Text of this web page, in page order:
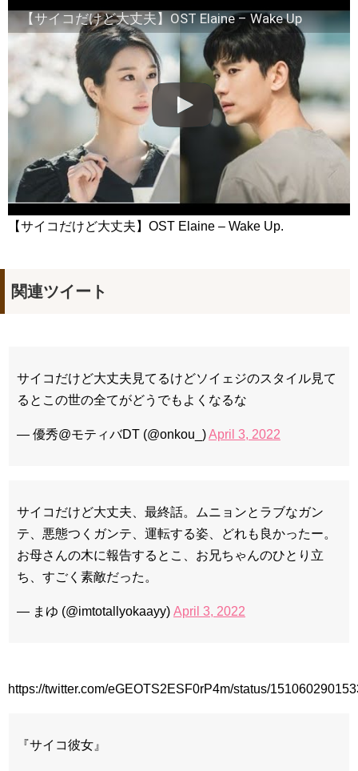
「30だけど17です」2019年7月2日TSUTAYA先行レンタル開
始！ NEW!
【善良魔女傳】EP20：我為什麼總想著她－週一至週五 晚間10-
12點｜東森戲劇40頻道 NEW!
✨ 50歳のクォン・サンウが超イケオジ! Kwon Sang-woo at 50:
Unreal Visuals! 50歲權相佑！這大叔魅力太帥了吧🔥사랑은 돌아오는
거야[권상우] 50살 아저씨
NEW!
Kim Hyun Joo's Heartbreaking Scenes NEW!
「違う（ちがう）・異なる」を韓国語では？「다르다（タル
ダ）」の意味・使い方について
について
「退屈だ・暇だ」を韓国語では？「심심하다（シムシマダ）」
の意味・使い方について
■韓国ドラマ『キング～Two Hearts』予告動画（日本語字幕）
について
yoon kyun sang
HSF(126)-윤균상 서울숲 벤치 (YUN Kyunsang)(4)September::
ハン・ヘジン 한혜진 – (선공개) 강남 3대 얼짱 출신 &#39;한혜진
九尾狐外伝 第２話 キム・ジウ チョ・ヒョンジェ
九尾狐外伝 メイキング03 ハン・イェスル
チョ・ヒョンジェ 조현재 九尾狐外伝 制作発表会
ユン・ギュンサン、番組にも登場した愛猫が急死…イ・ソンギ
ョンら同僚芸能人から慰めの言葉が続々 – Taka News
キム・レウォンの影絵遊び！？「黒騎士～永遠の約束～」メイ
キングを一部公開（DVD-SET2特典映像より）
「まず熱く掃除せよ」女優キム・ユジョン、「健康がとても回
【裏芸能】キムユジョンの熱愛彼氏はあの大物俳優
キム・ユジョン、美しいセルフショットで近況を伝える“会いた
YUCHUN ♥ LOVE 15 「成均館 5話」
か」出演で話題 Big News TV
【サイコだけど大丈夫】OST Elaine – Wake Up
【サイコだけど大丈夫】OST Elaine – Wake Up.
関連ツイート
サイコだけど大丈夫見てるけどソイェジのスタイル見て
るとこの世の全てがどうでもよくなるな
— 優秀@モティバDT (@onkou_)April 3, 2022
サイコだけど大丈夫、最終話。ムニョンとラブなガン
テ、悪態つくガンテ、運転する姿、どれも良かったー。
お母さんの木に報告するとこ、お兄ちゃんのひとり立
ち、すごく素敵だった。
— まゆ (@imtotallyokaayy) April 3, 2022
https://twitter.com/eGEOTS2ESF0rP4m/status/
『サイコ彼女』